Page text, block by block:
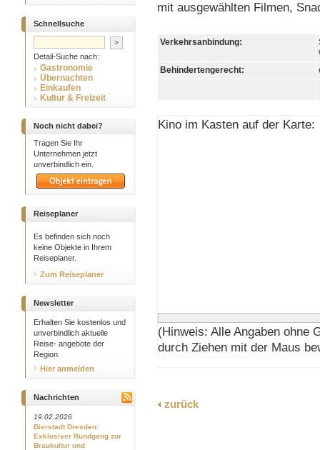
Schnellsuche
Detail-Suche nach:
Gastronomie
Übernachten
Einkaufen
Kultur & Freizeit
Noch nicht dabei?
Tragen Sie Ihr
Unternehmen jetzt
unverbindlich ein.
Reiseplaner
Es befinden sich noch
keine Objekte in Ihrem
Reiseplaner.
Zum Reiseplaner
Newsletter
Erhalten Sie kostenlos und
unverbindlich aktuelle
Reise- angebote der
Region.
Hier anmelden
Nachrichten
19.02.2026
Bierstadt Dresden:
Exklusiver Rundgang zur
Braukultur und
mit ausgewählten Filmen,
Verkehrsanbindung:
Behindertengerecht:
Kino im Kasten auf der Karte:
(Hinweis: Alle Angaben ohne
durch Ziehen mit der Maus
zurück